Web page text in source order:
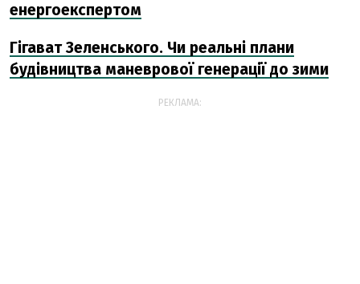
енергоекспертом
Гігават Зеленського. Чи реальні плани
будівництва маневрової генерації до зими
РЕКЛАМА: